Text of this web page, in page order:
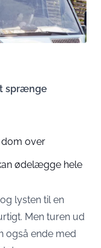
sprænge
dom over
ødelægge hele
lysten til en
Men turen ud
også ende med